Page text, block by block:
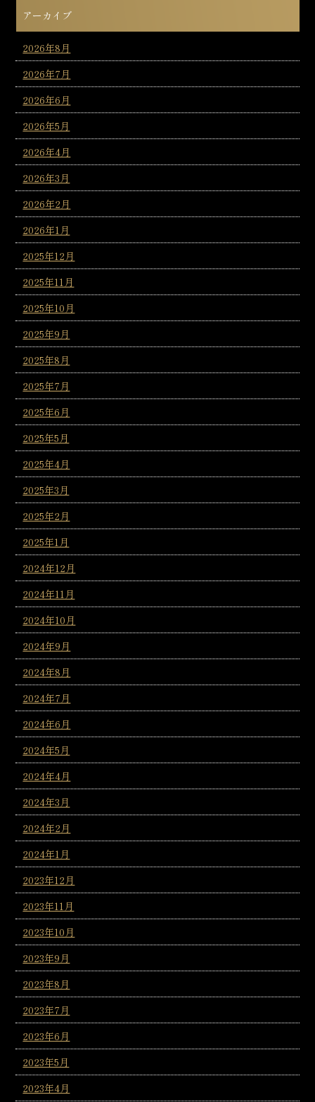
アーカイブ
2026年8月
2026年7月
2026年6月
2026年5月
2026年4月
2026年3月
2026年2月
2026年1月
2025年12月
2025年11月
2025年10月
2025年9月
2025年8月
2025年7月
2025年6月
2025年5月
2025年4月
2025年3月
2025年2月
2025年1月
2024年12月
2024年11月
2024年10月
2024年9月
2024年8月
2024年7月
2024年6月
2024年5月
2024年4月
2024年3月
2024年2月
2024年1月
2023年12月
2023年11月
2023年10月
2023年9月
2023年8月
2023年7月
2023年6月
2023年5月
2023年4月